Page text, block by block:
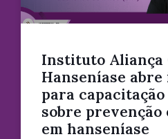
Instituto Aliança
Hanseníase
para
sobre
em hanseníase